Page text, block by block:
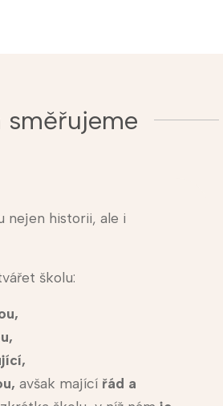
směřujeme
nejen historii, ale i
školu:
avšak mající řád a